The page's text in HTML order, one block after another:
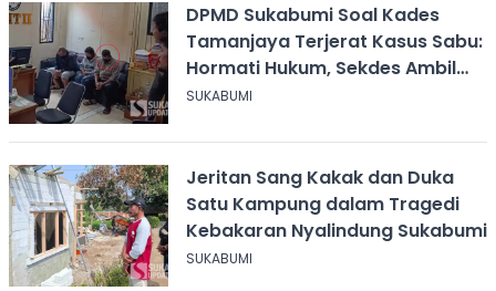
DPMD Sukabumi Soal Kades
Tamanjaya Terjerat Kasus Sabu:
Hormati Hukum, Sekdes Ambil
Alih Pelayanan
SUKABUMI
Jeritan Sang Kakak dan Duka
Satu Kampung dalam Tragedi
Kebakaran Nyalindung Sukabumi
SUKABUMI